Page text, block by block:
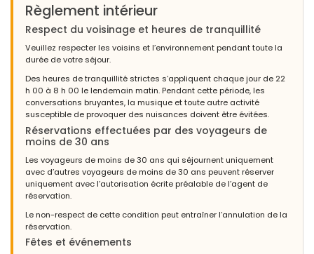
Règlement intérieur
Respect du voisinage et heures de tranquillité
Veuillez respecter les voisins et l’environnement pendant toute la
durée de votre séjour.
Des heures de tranquillité strictes s’appliquent chaque jour de 22
h 00 à 8 h 00 le lendemain matin. Pendant cette période, les
conversations bruyantes, la musique et toute autre activité
susceptible de provoquer des nuisances doivent être évitées.
Réservations effectuées par des voyageurs de
moins de 30 ans
Les voyageurs de moins de 30 ans qui séjournent uniquement
avec d’autres voyageurs de moins de 30 ans peuvent réserver
uniquement avec l’autorisation écrite préalable de l’agent de
réservation.
Le non-respect de cette condition peut entraîner l’annulation de la
réservation.
Fêtes et événements